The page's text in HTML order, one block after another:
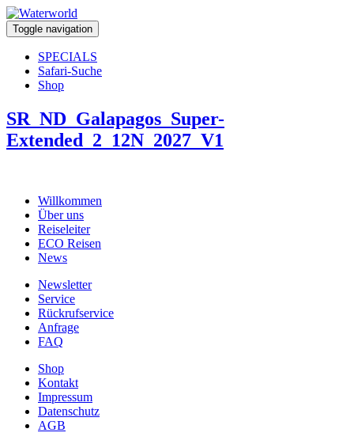
Toggle navigation
SPECIALS
Safari-Suche
Shop
SR_ND_Galapagos_Super-
Extended_2_12N_2027_V1
Willkommen
Über uns
Reiseleiter
ECO Reisen
News
Newsletter
Service
Rückrufservice
Anfrage
FAQ
Shop
Kontakt
Impressum
Datenschutz
AGB